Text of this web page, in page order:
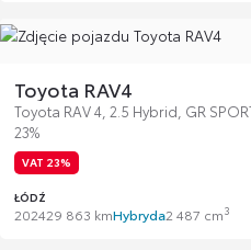
Toyota RAV4
Toyota RAV 4, 2.5 Hybrid, GR
23%
VAT 23%
ŁÓDŹ
202429 863 kmHybryda2 487 cm3